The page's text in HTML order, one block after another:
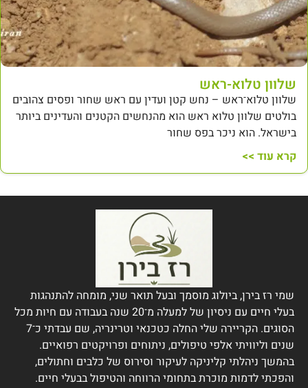
שלוון טלוא-ראש
שלוון טלוא־ראש – נחש קטן ועדין עם ראש שחור ופסים צהובים
בולטים שלוון טלוא ראש הוא מהנחשים הקטנים והעדינים ביותר
בישראל. הוא ניכר בפס שחור
קרא עוד >>
שמי רז בירן, ביולוג מוסמך ובעל תואר שני, מומחה להתנהגות
בעלי חיים עם ניסיון של למעלה מ־20 שנה בעבודה עם חיות מכל
הסוגים. הקריירה שלי החלה כטכנאי וטרינריה, שם עבדתי כ־7
שנים וליוויתי אלפי טיפולים, ניתוחים ופרויקטים רפואיים.
בהמשך ניהלתי קליניקה לעיקור וסירוס של כלבים וחתולים,
והפכתי לדמות מוכרת בתחומי הרווחה והטיפול בבעלי חיים.